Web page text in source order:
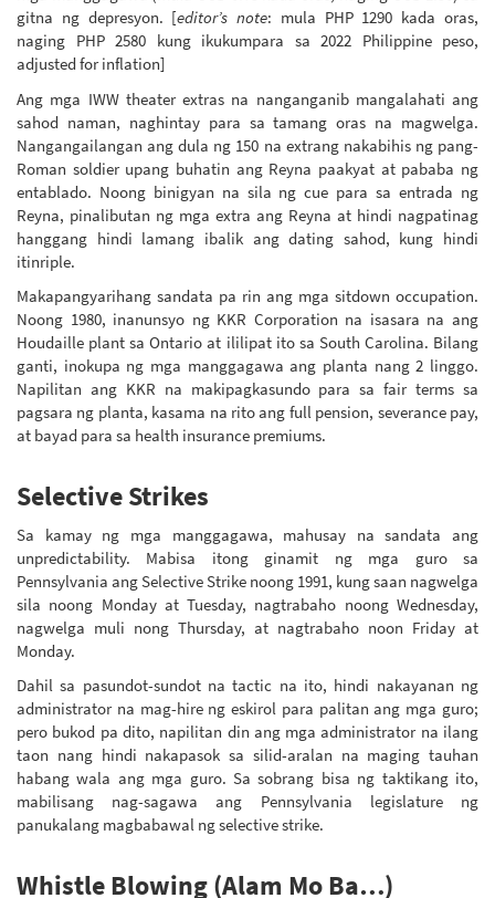
gitna ng depresyon. [editor’s note: mula PHP 1290 kada oras,
naging PHP 2580 kung ikukumpara sa 2022 Philippine peso,
adjusted for inflation]
Ang mga IWW theater extras na nanganganib mangalahati ang
sahod naman, naghintay para sa tamang oras na magwelga.
Nangangailangan ang dula ng 150 na extrang nakabihis ng pang-
Roman soldier upang buhatin ang Reyna paakyat at pababa ng
entablado. Noong binigyan na sila ng cue para sa entrada ng
Reyna, pinalibutan ng mga extra ang Reyna at hindi nagpatinag
hanggang hindi lamang ibalik ang dating sahod, kung hindi
itinriple.
Makapangyarihang sandata pa rin ang mga sitdown occupation.
Noong 1980, inanunsyo ng KKR Corporation na isasara na ang
Houdaille plant sa Ontario at ililipat ito sa South Carolina. Bilang
ganti, inokupa ng mga manggagawa ang planta nang 2 linggo.
Napilitan ang KKR na makipagkasundo para sa fair terms sa
pagsara ng planta, kasama na rito ang full pension, severance pay,
at bayad para sa health insurance premiums.
Selective Strikes
Sa kamay ng mga manggagawa, mahusay na sandata ang
unpredictability. Mabisa itong ginamit ng mga guro sa
Pennsylvania ang Selective Strike noong 1991, kung saan nagwelga
sila noong Monday at Tuesday, nagtrabaho noong Wednesday,
nagwelga muli nong Thursday, at nagtrabaho noon Friday at
Monday.
Dahil sa pasundot-sundot na tactic na ito, hindi nakayanan ng
administrator na mag-hire ng eskirol para palitan ang mga guro;
pero bukod pa dito, napilitan din ang mga administrator na ilang
taon nang hindi nakapasok sa silid-aralan na maging tauhan
habang wala ang mga guro. Sa sobrang bisa ng taktikang ito,
mabilisang nag-sagawa ang Pennsylvania legislature ng
panukalang magbabawal ng selective strike.
Whistle Blowing (Alam Mo Ba…)